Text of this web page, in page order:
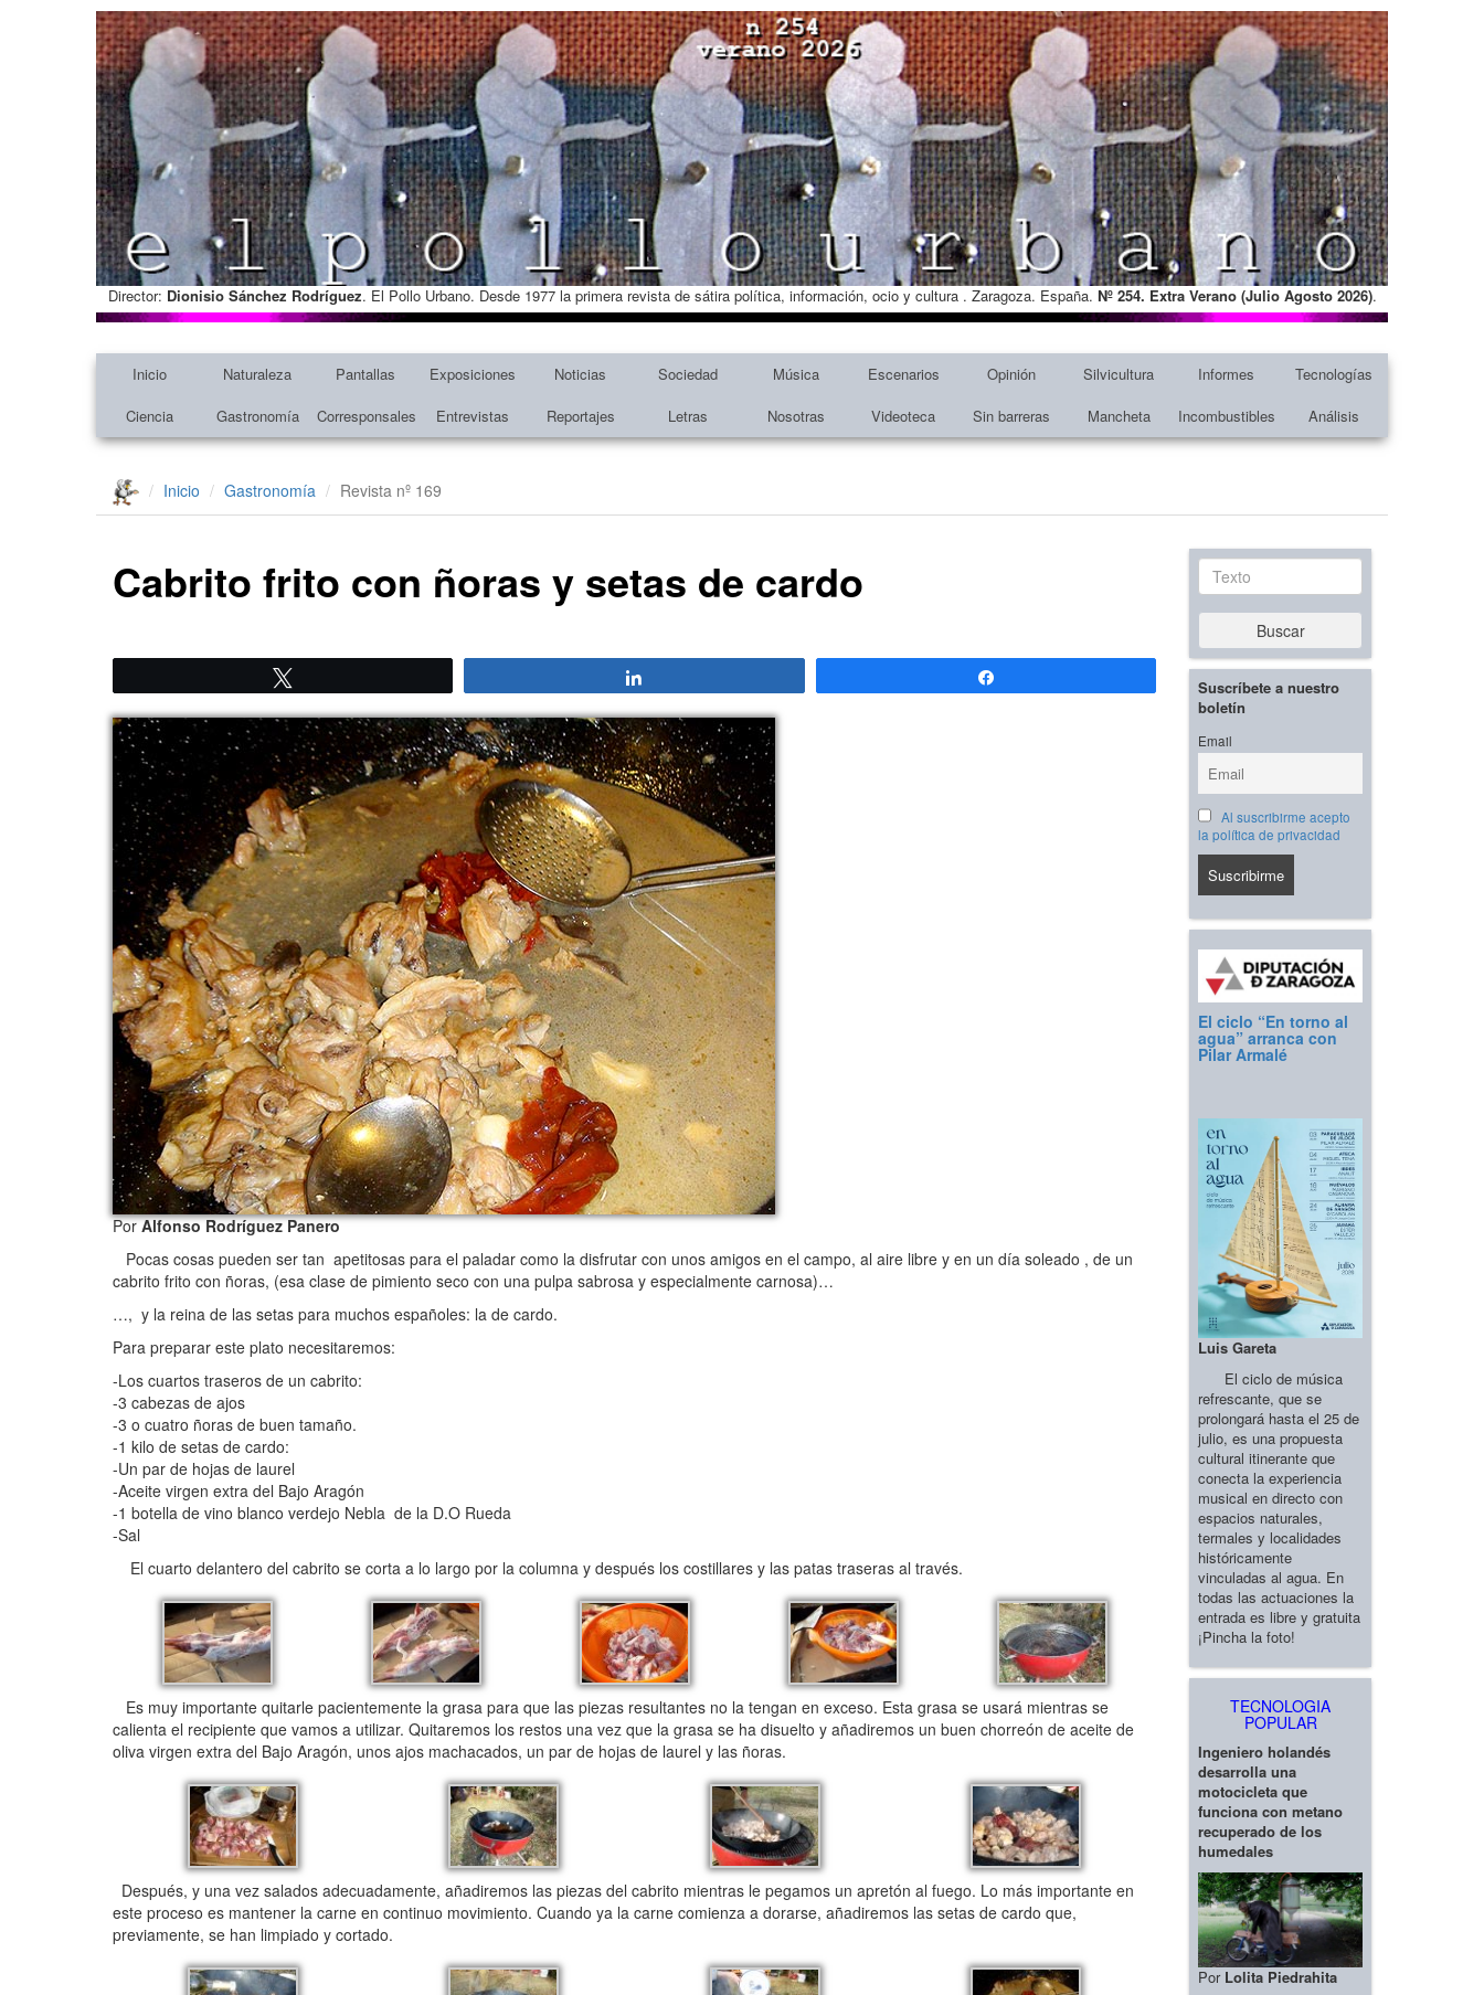
Director: Dionisio Sánchez Rodríguez. El Pollo Urbano. Desde 1977 la primera revista de sátira política, información, ocio y cultura . Zaragoza. España. Nº 254. Extra Verano (Julio Agosto 2026).
Inicio Naturaleza Pantallas Exposiciones Noticias Sociedad Música Escenarios Opinión Silvicultura Informes
Tecnologías
Ciencia
Gastronomía Corresponsales Entrevistas Reportajes Letras Nosotras Videoteca Sin barreras Mancheta Incombustibles Análisis
Inicio Gastronomía Revista nº 169
Cabrito frito con ñoras y setas de cardo
PorAlfonso Rodríguez Panero
Pocas cosas pueden ser tan apetitosas para el paladar como la disfrutar con unos amigos en el campo, al aire libre y en un día soleado , de un
cabrito frito con ñoras, (esa clase de pimiento seco con una pulpa sabrosa y especialmente carnosa)…
…, y la reina de las setas para muchos españoles: la de cardo.
Para preparar este plato necesitaremos:
-Los cuartos traseros de un cabrito:
-3 cabezas de ajos
-3 o cuatro ñoras de buen tamaño.
-1 kilo de setas de cardo:
-Un par de hojas de laurel
-Aceite virgen extra del Bajo Aragón
-1 botella de vino blanco verdejo Nebla de la D.O Rueda
-Sal
El cuarto delantero del cabrito se corta a lo largo por la columna y después los costillares y las patas traseras al través.
Es muy importante quitarle pacientemente la grasa para que las piezas resultantes no la tengan en exceso. Esta grasa se usará mientras se
calienta el recipiente que vamos a utilizar. Quitaremos los restos una vez que la grasa se ha disuelto y añadiremos un buen chorreón de aceite de
oliva virgen extra del Bajo Aragón, unos ajos machacados, un par de hojas de laurel y las ñoras.
Después, y una vez salados adecuadamente, añadiremos las piezas del cabrito mientras le pegamos un apretón al fuego. Lo más importante en
este proceso es mantener la carne en continuo movimiento. Cuando ya la carne comienza a dorarse, añadiremos las setas de cardo que,
previamente, se han limpiado y cortado.
Texto
Buscar
Suscríbete a nuestro
boletín
Email
Al suscribirme acepto
la política de privacidad
El ciclo “En torno al
agua” arranca con
Pilar Armalé
Luis Gareta
El ciclo de música
refrescante, que se
prolongará hasta el 25 de
julio, es una propuesta
cultural itinerante que
conecta la experiencia
musical en directo con
espacios naturales,
termales y localidades
históricamente
vinculadas al agua. En
todas las actuaciones la
entrada es libre y gratuita
¡Pincha la foto!
TECNOLOGIA
POPULAR
Ingeniero holandés
desarrolla una
motocicleta que
funciona con metano
recuperado de los
humedales
Por Lolita Piedrahita